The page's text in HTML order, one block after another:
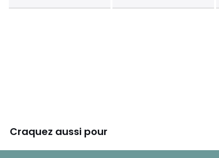
Craquez aussi pour